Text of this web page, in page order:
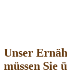
Unser
müssen Sie